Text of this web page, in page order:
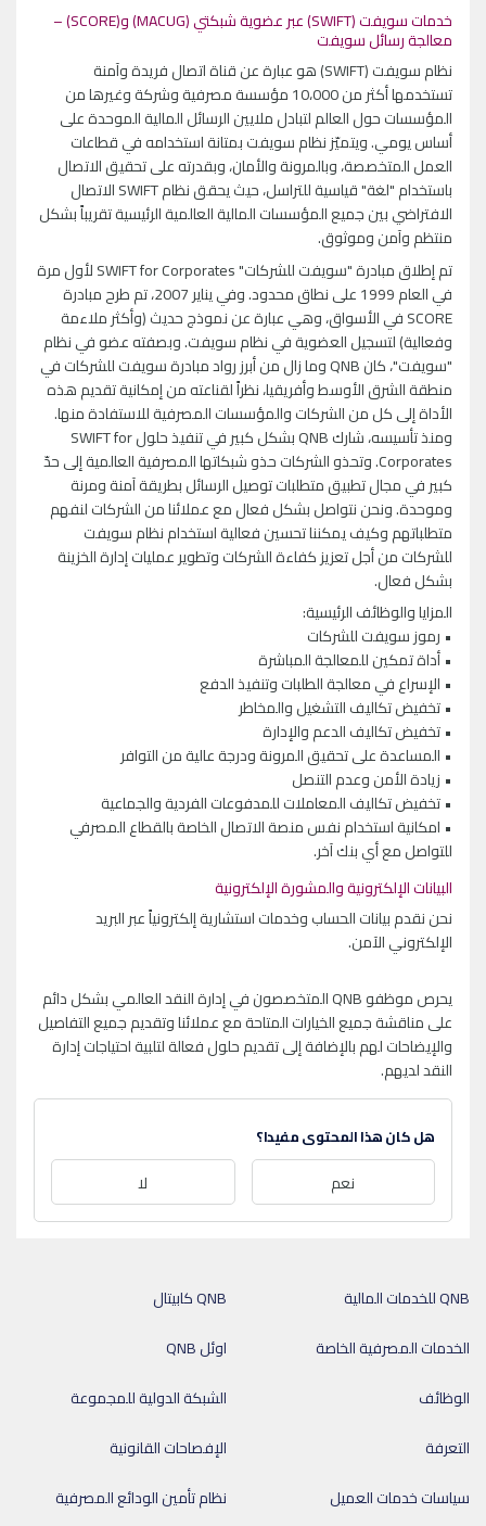
خدمات سويفت (SWIFT) عبر عضوية شبكتي (MACUG) و(SCORE) –
معالجة رسائل سويفت
نظام سويفت (SWIFT) هو عبارة عن قناة اتصال فريدة وآمنة
تستخدمها أكثر من 10،000 مؤسسة مصرفية وشركة وغيرها من
المؤسسات حول العالم لتبادل ملايين الرسائل المالية الموحدة على
أساس يومي. ويتميّز نظام سويفت بمتانة استخدامه في قطاعات
العمل المتخصصة، وبالمرونة والأمان، وبقدرته على تحقيق الاتصال
باستخدام "لغة" قياسية للتراسل، حيث يحقق نظام SWIFT الاتصال
الافتراضي بين جميع المؤسسات المالية العالمية الرئيسية تقريباً بشكل
منتظم وآمن وموثوق.
تم إطلاق مبادرة "سويفت للشركات" SWIFT for Corporates لأول مرة
في العام 1999 على نطاق محدود. وفي يناير 2007، تم طرح مبادرة
SCORE في الأسواق، وهي عبارة عن نموذج حديث (وأكثر ملاءمة
وفعالية) لتسجيل العضوية في نظام سويفت. وبصفته عضو في نظام
"سويفت"، كان QNB وما زال من أبرز رواد مبادرة سويفت للشركات في
منطقة الشرق الأوسط وأفريقيا، نظراً لقناعته من إمكانية تقديم هذه
الأداة إلى كل من الشركات والمؤسسات المصرفية للاستفادة منها.
ومنذ تأسيسه، شارك QNB بشكل كبير في تنفيذ حلول SWIFT for
Corporates. وتحذو الشركات حذو شبكاتها المصرفية العالمية إلى حدّ
كبير في مجال تطبيق متطلبات توصيل الرسائل بطريقة آمنة ومرنة
وموحدة. ونحن نتواصل بشكل فعال مع عملائنا من الشركات لنفهم
متطلباتهم وكيف يمكننا تحسين فعالية استخدام نظام سويفت
للشركات من أجل تعزيز كفاءة الشركات وتطوير عمليات إدارة الخزينة
بشكل فعال.
المزايا والوظائف الرئيسية:
• رموز سويفت للشركات
• أداة تمكين للمعالجة المباشرة
• الإسراع في معالجة الطلبات وتنفيذ الدفع
• تخفيض تكاليف التشغيل والمخاطر
• تخفيض تكاليف الدعم والإدارة
• المساعدة على تحقيق المرونة ودرجة عالية من التوافر
• زيادة الأمن وعدم التنصل
• تخفيض تكاليف المعاملات للمدفوعات الفردية والجماعية
• امكانية استخدام نفس منصة الاتصال الخاصة بالقطاع المصرفي
للتواصل مع أي بنك آخر.
البيانات الإلكترونية والمشورة الإلكترونية
نحن نقدم بيانات الحساب وخدمات استشارية إلكترونياً عبر البريد
الإلكتروني الآمن.
يحرص موظفو QNB المتخصصون في إدارة النقد العالمي بشكل دائم
على مناقشة جميع الخيارات المتاحة مع عملائنا وتقديم جميع التفاصيل
والإيضاحات لهم بالإضافة إلى تقديم حلول فعالة لتلبية احتياجات إدارة
النقد لديهم.
هل كان هذا المحتوى مفيدا؟
نعم لا
QNB كابيتال
QNB للخدمات المالية
اوئل QNB
الخدمات المصرفية الخاصة
الشبكة الدولية للمجموعة
الوظائف
الإفصاحات القانونية
التعرفة
نظام تأمين الودائع المصرفية
سياسات خدمات العميل